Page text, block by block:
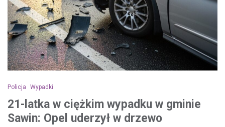
Policja Wypadki
21-latka w ciężkim wypadku w gminie
Sawin: Opel uderzył w drzewo